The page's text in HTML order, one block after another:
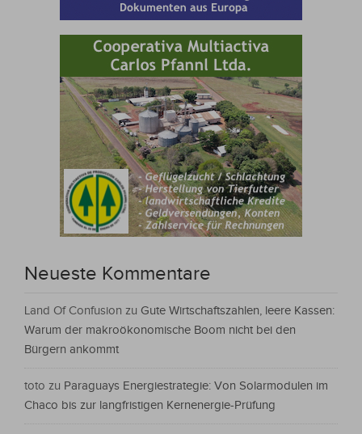
Neueste Kommentare
Land Of Confusion zu Gute Wirtschaftszahlen, leere Kassen:
Warum der makroökonomische Boom nicht bei den
Bürgern ankommt
toto zu Paraguays Energiestrategie: Von Solarmodulen im
Chaco bis zur langfristigen Kernenergie-Prüfung